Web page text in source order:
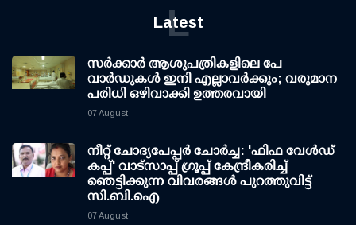
Latest
L
സര്‍ക്കാര്‍ ആശുപത്രികളിലെ പേ
വാര്‍ഡുകള്‍ ഇനി എല്ലാവര്‍ക്കും; വരുമാന
പരിധി ഒഴിവാക്കി ഉത്തരവായി
07 August
നീറ്റ് ചോദ്യപേപ്പര്‍ ചോര്‍ച്ച: 'ഫിഫ വേള്‍ഡ്
കപ്പ്' വാട്സാപ്പ് ഗ്രൂപ്പ് കേന്ദ്രീകരിച്ച്
ഞെട്ടിക്കുന്ന വിവരങ്ങള്‍ പുറത്തുവിട്ട്
സി.ബി.ഐ
07 August